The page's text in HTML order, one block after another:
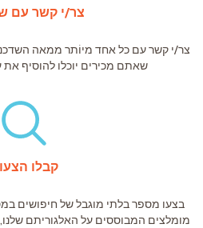
צר/י קשר עם
צר/י קשר עם כל אחד מיוֹתר ממאה
שאתם מכירים יוכלו להוסיף
קבלו
בצעו מספר בלתי מוגבל של חיפושים
מומלצים המבוססים על האלגוריתם